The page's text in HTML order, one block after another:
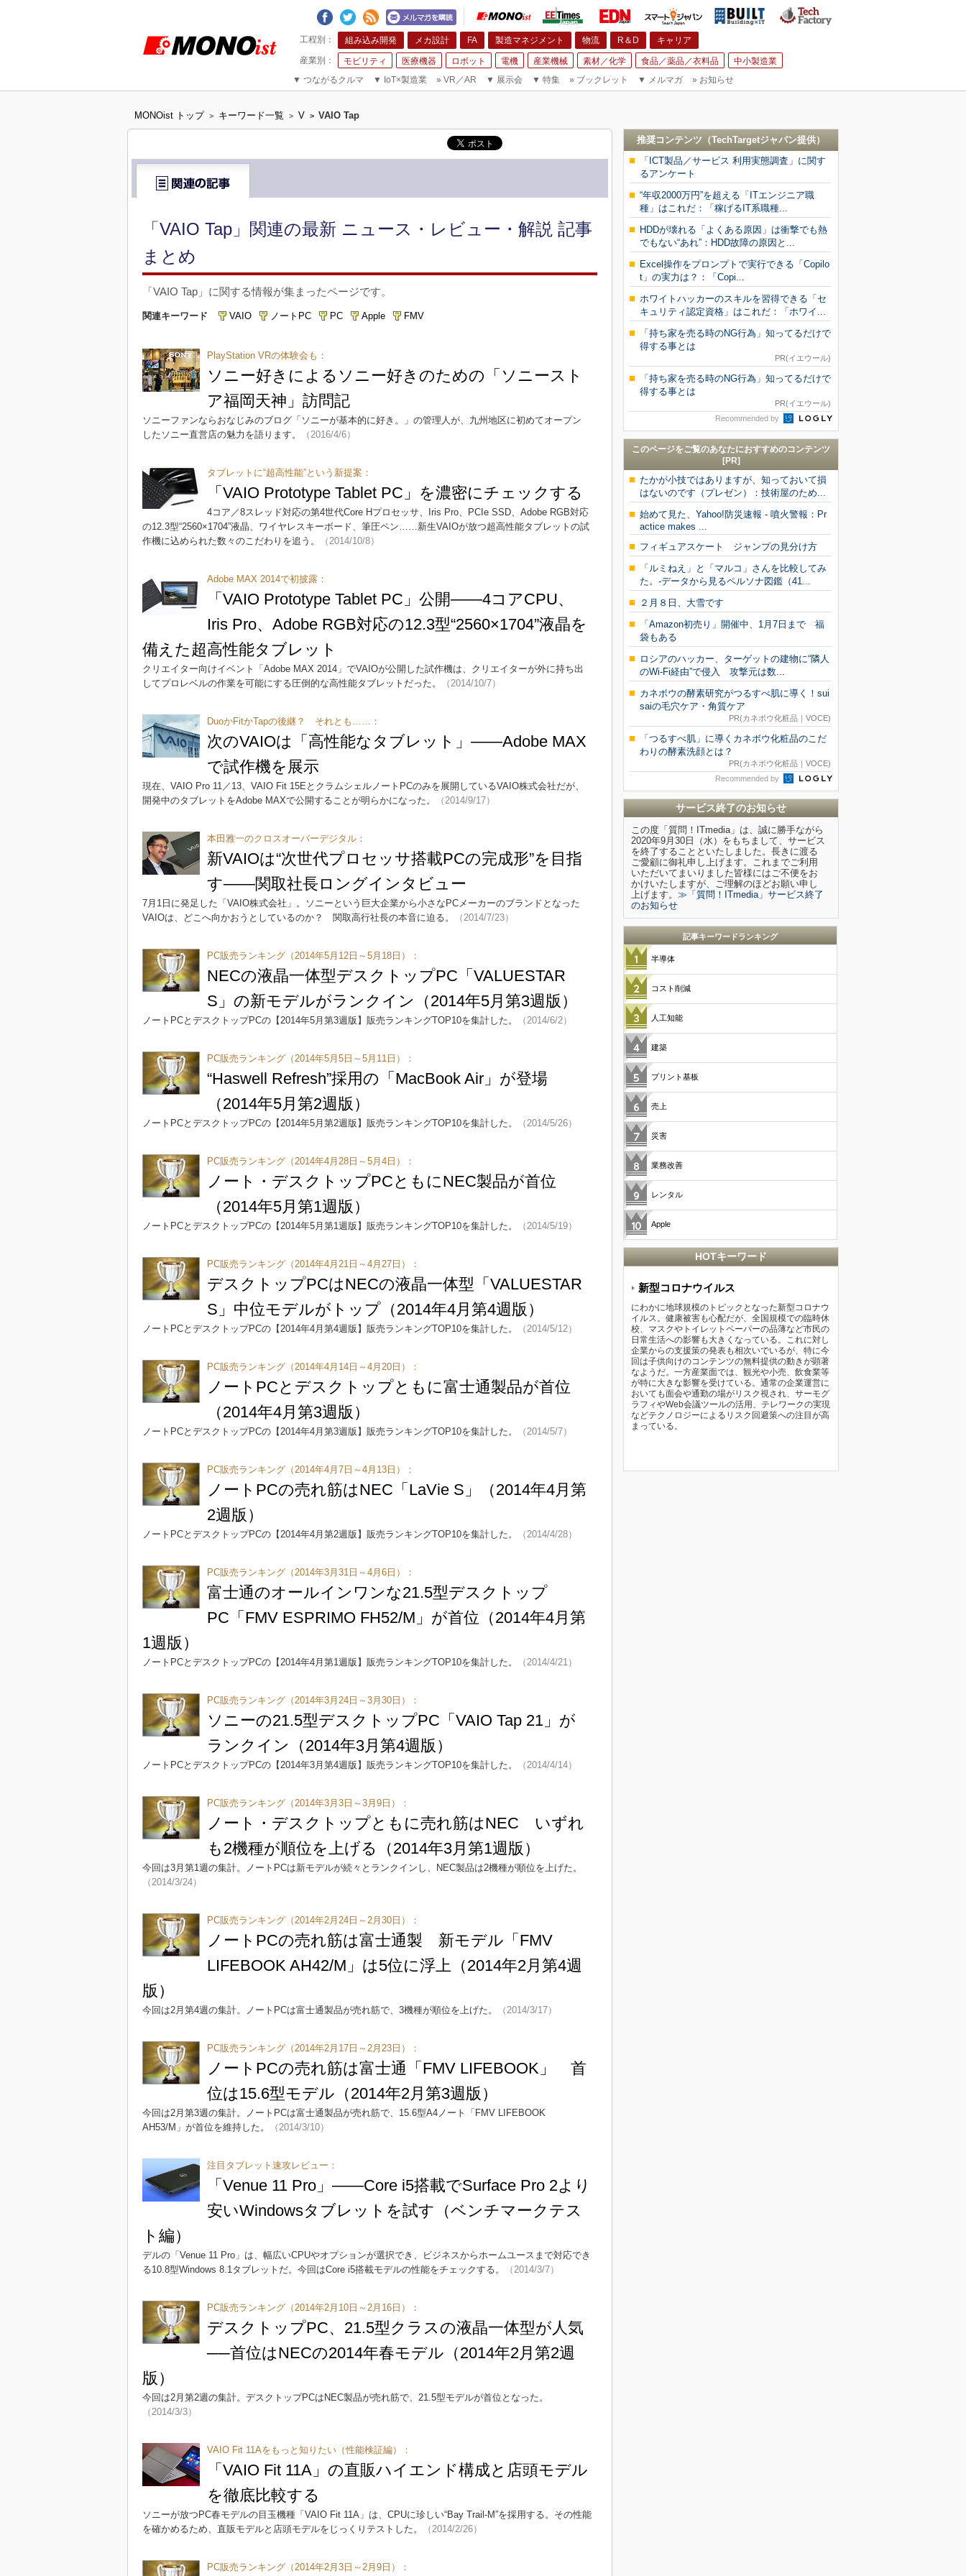
組み込み開発 メカ設計 FA 製造マネジメント 物流 R＆D キャリア
モビリティ 医療機器 ロボット 電機 産業機械 素材／化学 食品／薬品／衣料品
中小製造業
▼ つながるクルマ ▼ IoT×製造業 » VR／AR ▼ 展示会 ▼ 特集 » ブックレット ▼ メルマガ » お知らせ
MONOist トップ > キーワード一覧 > V > VAIO Tap
「VAIO Tap」関連の最新 ニュース・レビュー・解説 記事
まとめ
「VAIO Tap」に関する情報が集まったページです。
関連キーワード VAIO ノートPC PC Apple FMV
PlayStation VRの体験会も：
ソニー好きによるソニー好きのための「ソニースト
ア福岡天神」訪問記
ソニーファンならおなじみのブログ「ソニーが基本的に好き。」の管理人が、九州地区に初めてオープン
したソニー直営店の魅力を語ります。
（2016/4/6）
タブレットに“超高性能”という新提案：
「VAIO Prototype Tablet PC」を濃密にチェックする
4コア／8スレッド対応の第4世代Core Hプロセッサ、Iris Pro、PCIe SSD、Adobe RGB対応
の12.3型“2560×1704”液晶、ワイヤレスキーボード、筆圧ペン……新生VAIOが放つ超高性能タブレットの試
作機に込められた数々のこだわりを追う。
（2014/10/8）
Adobe MAX 2014で初披露：
「VAIO Prototype Tablet PC」公開――4コアCPU、
Iris Pro、Adobe RGB対応の12.3型“2560×1704”液晶を
備えた超高性能タブレット
クリエイター向けイベント「Adobe MAX 2014」でVAIOが公開した試作機は、クリエイターが外に持ち出
してプロレベルの作業を可能にする圧倒的な高性能タブレットだった。
（2014/10/7）
DuoかFitかTapの後継？ それとも……：
次のVAIOは「高性能なタブレット」――Adobe MAX
で試作機を展示
現在、VAIO Pro 11／13、VAIO Fit 15EとクラムシェルノートPCのみを展開しているVAIO株式会社だが、
開発中のタブレットをAdobe MAXで公開することが明らかになった。
（2014/9/17）
本田雅一のクロスオーバーデジタル：
新VAIOは“次世代プロセッサ搭載PCの完成形”を目指
す――関取社長ロングインタビュー
7月1日に発足した「VAIO株式会社」。ソニーという巨大企業から小さなPCメーカーのブランドとなった
VAIOは、どこへ向かおうとしているのか？ 関取高行社長の本音に迫る。
（2014/7/23）
PC販売ランキング（2014年5月12日～5月18日）：
NECの液晶一体型デスクトップPC「VALUESTAR
S」の新モデルがランクイン（2014年5月第3週版）
ノートPCとデスクトップPCの【2014年5月第3週版】販売ランキングTOP10を集計した。 （2014/6/2）
PC販売ランキング（2014年5月5日～5月11日）：
“Haswell Refresh”採用の「MacBook Air」が登場
（2014年5月第2週版）
ノートPCとデスクトップPCの【2014年5月第2週版】販売ランキングTOP10を集計した。 （2014/5/26）
PC販売ランキング（2014年4月28日～5月4日）：
ノート・デスクトップPCともにNEC製品が首位
（2014年5月第1週版）
ノートPCとデスクトップPCの【2014年5月第1週版】販売ランキングTOP10を集計した。 （2014/5/19）
PC販売ランキング（2014年4月21日～4月27日）：
デスクトップPCはNECの液晶一体型「VALUESTAR
S」中位モデルがトップ（2014年4月第4週版）
ノートPCとデスクトップPCの【2014年4月第4週版】販売ランキングTOP10を集計した。 （2014/5/12）
PC販売ランキング（2014年4月14日～4月20日）：
ノートPCとデスクトップともに富士通製品が首位
（2014年4月第3週版）
ノートPCとデスクトップPCの【2014年4月第3週版】販売ランキングTOP10を集計した。 （2014/5/7）
PC販売ランキング（2014年4月7日～4月13日）：
ノートPCの売れ筋はNEC「LaVie S」（2014年4月第
2週版）
ノートPCとデスクトップPCの【2014年4月第2週版】販売ランキングTOP10を集計した。 （2014/4/28）
PC販売ランキング（2014年3月31日～4月6日）：
富士通のオールインワンな21.5型デスクトップ
PC「FMV ESPRIMO FH52/M」が首位（2014年4月第
1週版）
ノートPCとデスクトップPCの【2014年4月第1週版】販売ランキングTOP10を集計した。 （2014/4/21）
PC販売ランキング（2014年3月24日～3月30日）：
ソニーの21.5型デスクトップPC「VAIO Tap 21」が
ランクイン（2014年3月第4週版）
ノートPCとデスクトップPCの【2014年3月第4週版】販売ランキングTOP10を集計した。 （2014/4/14）
PC販売ランキング（2014年3月3日～3月9日）：
ノート・デスクトップともに売れ筋はNEC いずれ
も2機種が順位を上げる（2014年3月第1週版）
今回は3月第1週の集計。ノートPCは新モデルが続々とランクインし、NEC製品は2機種が順位を上げた。
（2014/3/24）
PC販売ランキング（2014年2月24日～2月30日）：
ノートPCの売れ筋は富士通製 新モデル「FMV
LIFEBOOK AH42/M」は5位に浮上（2014年2月第4週
版）
今回は2月第4週の集計。ノートPCは富士通製品が売れ筋で、3機種が順位を上げた。 （2014/3/17）
PC販売ランキング（2014年2月17日～2月23日）：
ノートPCの売れ筋は富士通「FMV LIFEBOOK」 首
位は15.6型モデル（2014年2月第3週版）
今回は2月第3週の集計。ノートPCは富士通製品が売れ筋で、15.6型A4ノート「FMV LIFEBOOK
AH53/M」が首位を維持した。
（2014/3/10）
注目タブレット速攻レビュー：
「Venue 11 Pro」――Core i5搭載でSurface Pro 2より
安いWindowsタブレットを試す（ベンチマークテス
ト編）
デルの「Venue 11 Pro」は、幅広いCPUやオプションが選択でき、ビジネスからホームユースまで対応でき
る10.8型Windows 8.1タブレットだ。今回はCore i5搭載モデルの性能をチェックする。
（2014/3/7）
PC販売ランキング（2014年2月10日～2月16日）：
デスクトップPC、21.5型クラスの液晶一体型が人気
──首位はNECの2014年春モデル（2014年2月第2週
版）
今回は2月第2週の集計。デスクトップPCはNEC製品が売れ筋で、21.5型モデルが首位となった。
（2014/3/3）
VAIO Fit 11Aをもっと知りたい（性能検証編）：
「VAIO Fit 11A」の直販ハイエンド構成と店頭モデル
を徹底比較する
ソニーが放つPC春モデルの目玉機種「VAIO Fit 11A」は、CPUに珍しい“Bay Trail-M”を採用する。その性能
を確かめるため、直販モデルと店頭モデルをじっくりテストした。
（2014/2/26）
PC販売ランキング（2014年2月3日～2月9日）：
推奨コンテンツ（TechTargetジャパン提供）
「ICT製品／サービス 利用実態調査」に関す
るアンケート
“年収2000万円”を超える「ITエンジニア職
種」はこれだ：「稼げるIT系職種...
HDDが壊れる「よくある原因」は衝撃でも熱
でもない“あれ”：HDD故障の原因と...
Excel操作をプロンプトで実行できる「Copilo
t」の実力は？：「Copi...
ホワイトハッカーのスキルを習得できる「セ
キュリティ認定資格」はこれだ：「ホワイ...
「持ち家を売る時のNG行為」知ってるだけで
得する事とは
PR(イエウール)
「持ち家を売る時のNG行為」知ってるだけで
得する事とは
PR(イエウール)
Recommended by
このページをご覧のあなたにおすすめのコンテンツ
[PR]
たかが小技ではありますが、知っておいて損
はないのです（プレゼン）：技術屋のため...
始めて見た、Yahoo!防災速報 - 噴火警報：Pr
actice makes ...
フィギュアスケート ジャンプの見分け方
「ルミねえ」と「マルコ」さんを比較してみ
た。-データから見るペルソナ図鑑（41...
２月８日、大雪です
「Amazon初売り」開催中、1月7日まで 福
袋もある
ロシアのハッカー、ターゲットの建物に“隣人
のWi-Fi経由”で侵入 攻撃元は数...
カネボウの酵素研究がつるすべ肌に導く！sui
saiの毛穴ケア・角質ケア
PR(カネボウ化粧品｜VOCE)
「つるすべ肌」に導くカネボウ化粧品のこだ
わりの酵素洗顔とは？
PR(カネボウ化粧品｜VOCE)
Recommended by
サービス終了のお知らせ
この度「質問！ITmedia」は、誠に勝手ながら
2020年9月30日（水）をもちまして、サービス
を終了することといたしました。長きに渡る
ご愛顧に御礼申し上げます。これまでご利用
いただいてまいりました皆様にはご不便をお
かけいたしますが、ご理解のほどお願い申し
上げます。 ≫「質問！ITmedia」サービス終了
のお知らせ
記事キーワードランキング
半導体
コスト削減
人工知能
建築
プリント基板
売上
災害
業務改善
レンタル
Apple
HOTキーワード
新型コロナウイルス
にわかに地球規模のトピックとなった新型コロナウ
イルス。健康被害も心配だが、全国規模での臨時休
校、マスクやトイレットペーパーの品薄など市民の
日常生活への影響も大きくなっている。これに対し
企業からの支援策の発表も相次いでいるが、特に今
回は子供向けのコンテンツの無料提供の動きが顕著
なようだ。一方産業面では、観光や小売、飲食業等
が特に大きな影響を受けている。通常の企業運営に
おいても面会や通勤の場がリスク視され、サーモグ
ラフィやWeb会議ツールの活用、テレワークの実現
などテクノロジーによるリスク回避策への注目が高
まっている。